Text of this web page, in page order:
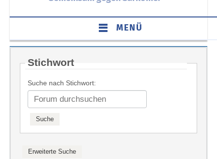
MENÜ
Stichwort
Suche nach Stichwort: